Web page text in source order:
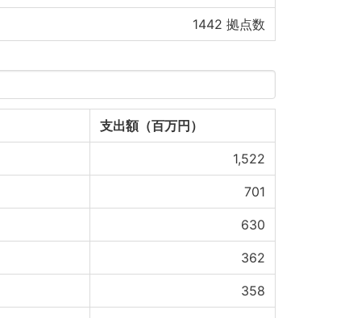
1442 拠点数
支出額（百万円）
1,522
701
630
362
358